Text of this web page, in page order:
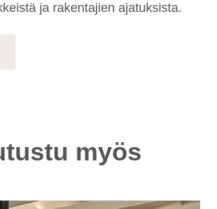
ja rakentajien ajatuksista.
myös